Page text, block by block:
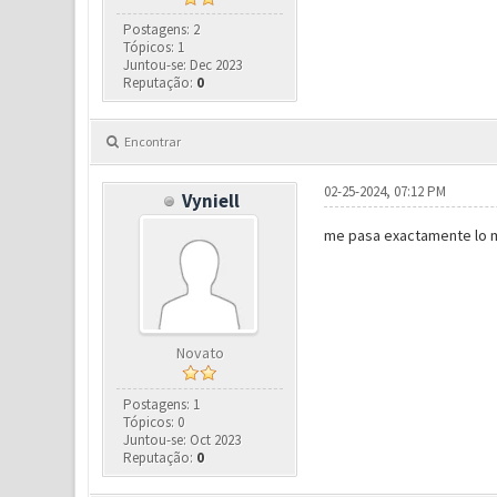
Postagens: 2
Tópicos: 1
Juntou-se: Dec 2023
Reputação: 0
Encontrar
Vyniell
Novato
Postagens: 1
Tópicos: 0
Juntou-se: Oct 2023
Reputação: 0
02-25-2024, 07:12 PM
me pasa exactamente lo